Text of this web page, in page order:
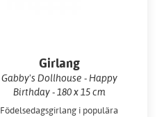
Girlang
Gabby's Dollhouse - Happy
Birthday - 180 x 15 cm
Födelsedagsgirlang i populära